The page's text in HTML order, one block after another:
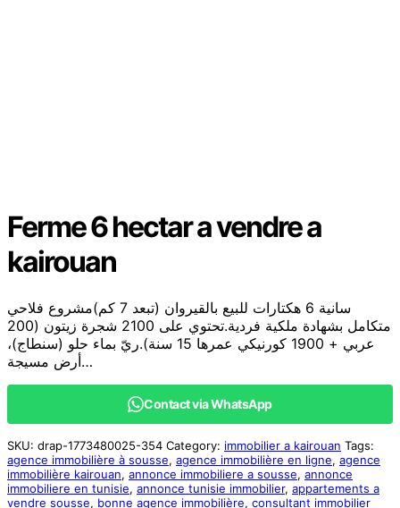
Ferme 6 hectar a vendre a
kairouan
سانية 6 هكتارات للبيع بالقيروان (تبعد 7 كم)مشروع فلاحي
متكامل بشهادة ملكية فردية.تحتوي على 2100 شجرة زيتون (200
عربي + 1900 كورنيكي عمرها 15 سنة).ريّ بماء حلو (سنطاج)،
أرض مسيجة…
Contact via WhatsApp
SKU: drap-1773480025-354 Category: immobilier a kairouan Tags:
agence immobilière à sousse, agence immobilière en ligne, agence
immobilière kairouan, annonce immobiliere a sousse, annonce
immobiliere en tunisie, annonce tunisie immobilier, appartements a
vendre sousse, bonne agence immobilière, consultant immobilier